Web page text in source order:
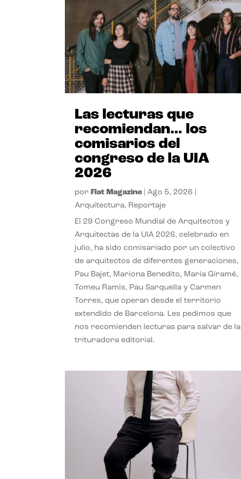
Las lecturas que
recomiendan… los
comisarios del
congreso de la UIA
2026
por Flat Magazine |Ago 5, 2026
Arquitectura, Reportaje
El 29 Congreso Mundial de Arquitectos y
Arquitectas de la UIA 2026, celebrado en
julio, ha sido comisariado por un colectivo
de arquitectos de diferentes generaciones,
Pau Bajet, Mariona Benedito, Maria Giramé,
Tomeu Ramis, Pau Sarquella y Carmen
Torres, que operan desde el territorio
extendido de Barcelona. Les pedimos que
nos recomienden lecturas para salvar de la
trituradora editorial.